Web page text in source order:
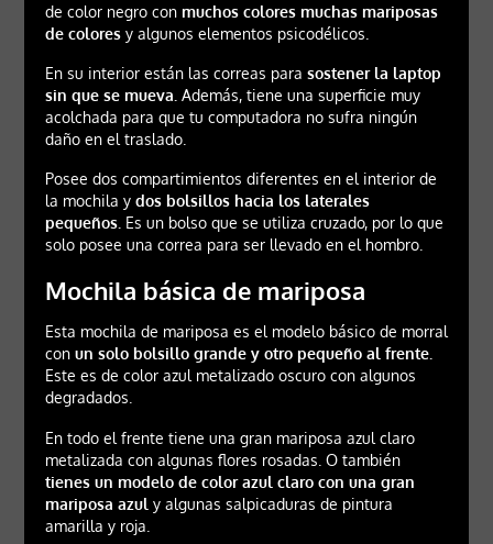
de color negro con muchos colores muchas mariposas
de coloresy algunos elementos psicodélicos.
En su interior están las correas para sostener la laptop
sin que se mueva. Además, tiene una superficie muy
acolchada para que tu computadora no sufra ningún
daño en el traslado.
Posee dos compartimientos diferentes en el interior de
la mochila y dos bolsillos hacia los laterales
pequeños. Es un bolso que se utiliza cruzado, por lo que
solo posee una correa para ser llevado en el hombro.
Mochila básica de mariposa
Esta mochila de mariposa es el modelo básico de morral
con un solo bolsillo grande y otro pequeño al frente.
Este es de color azul metalizado oscuro con algunos
degradados.
En todo el frente tiene una gran mariposa azul claro
metalizada con algunas flores rosadas. O también
tienes un modelo de color azul claro con una gran
mariposa azul y algunas salpicaduras de pintura
amarilla y roja.